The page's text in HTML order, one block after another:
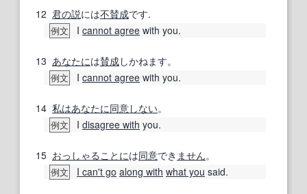
12 君の説には不賛成です.
例文 I cannot agree with you.
13 あなたには賛成しかねます。
例文 I cannot agree with you.
14 私はあなたに同意しない。
例文 I disagree with you.
15 おっしゃる ことには同意でき ません。
例文 I can't go along with what you said.